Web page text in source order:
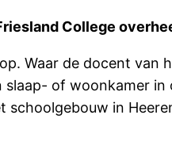
College
Waar de docent van
slaap- of woonkamer in
schoolgebouw in